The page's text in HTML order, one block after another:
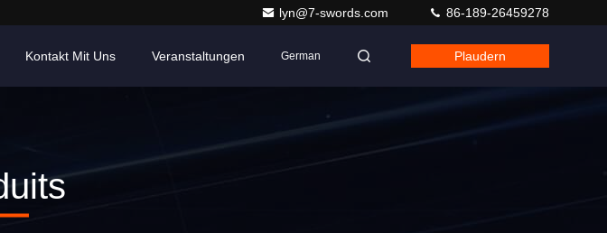
lyn@7-swords.com 86-189-26459278
Kontakt Mit Uns Veranstaltungen German Plaudern